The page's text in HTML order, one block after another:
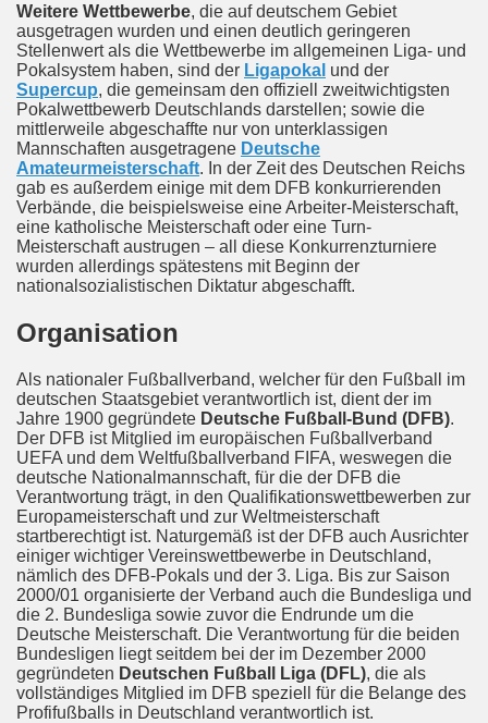
Weitere Wettbewerbe, die auf deutschem Gebiet
ausgetragen wurden und einen deutlich geringeren
Stellenwert als die Wettbewerbe im allgemeinen Liga- und
Pokalsystem haben, sind der Ligapokal und der
Supercup, die gemeinsam den offiziell zweitwichtigsten
Pokalwettbewerb Deutschlands darstellen; sowie die
mittlerweile abgeschaffte nur von unterklassigen
Mannschaften ausgetragene Deutsche
Amateurmeisterschaft. In der Zeit des Deutschen Reichs
gab es außerdem einige mit dem DFB konkurrierenden
Verbände, die beispielsweise eine Arbeiter-Meisterschaft,
eine katholische Meisterschaft oder eine Turn-
Meisterschaft austrugen – all diese Konkurrenzturniere
wurden allerdings spätestens mit Beginn der
nationalsozialistischen Diktatur abgeschafft.
Organisation
Als nationaler Fußballverband, welcher für den Fußball im
deutschen Staatsgebiet verantwortlich ist, dient der im
Jahre 1900 gegründete Deutsche Fußball-Bund (DFB).
Der DFB ist Mitglied im europäischen Fußballverband
UEFA und dem Weltfußballverband FIFA, weswegen die
deutsche Nationalmannschaft, für die der DFB die
Verantwortung trägt, in den Qualifikationswettbewerben zur
Europameisterschaft und zur Weltmeisterschaft
startberechtigt ist. Naturgemäß ist der DFB auch Ausrichter
einiger wichtiger Vereinswettbewerbe in Deutschland,
nämlich des DFB-Pokals und der 3. Liga. Bis zur Saison
2000/01 organisierte der Verband auch die Bundesliga und
die 2. Bundesliga sowie zuvor die Endrunde um die
Deutsche Meisterschaft. Die Verantwortung für die beiden
Bundesligen liegt seitdem bei der im Dezember 2000
gegründeten Deutschen Fußball Liga (DFL), die als
vollständiges Mitglied im DFB speziell für die Belange des
Profifußballs in Deutschland verantwortlich ist.